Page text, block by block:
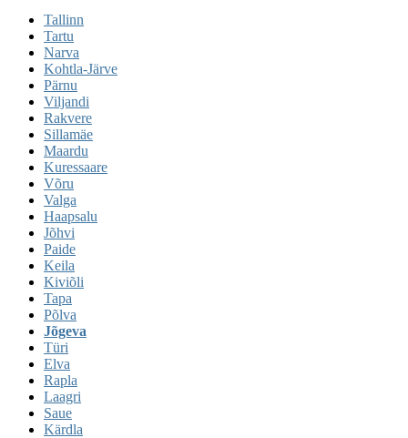
Tallinn
Tartu
Narva
Kohtla-Järve
Pärnu
Viljandi
Rakvere
Sillamäe
Maardu
Kuressaare
Võru
Valga
Haapsalu
Jõhvi
Paide
Keila
Kiviõli
Tapa
Põlva
Jõgeva
Türi
Elva
Rapla
Laagri
Saue
Kärdla